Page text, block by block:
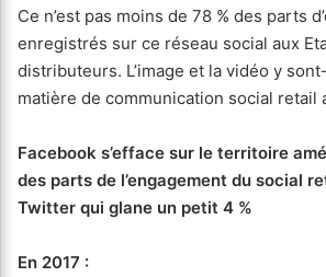
Ce n’est pas moins de 78 % des parts
enregistrés sur ce réseau social aux
distributeurs. L’image et la vidéo y
matière de communication social retail
Facebook s’efface sur le territoire
des parts de l’engagement du social
Twitter qui glane un petit 4 %
En 2017 :